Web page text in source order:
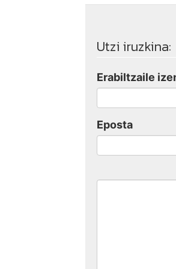
Utzi iruzkina:
Erabiltzaile
Eposta